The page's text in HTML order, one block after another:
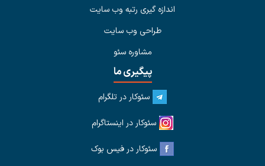
اندازه گیری رتبه وب سایت
طراحی وب سایت
مشاوره سئو
پیگیری ما
سئوکار در تلگرام
سئوکار در اینستاگرام
سئوکار در فیس بوک